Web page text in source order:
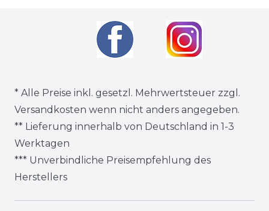
* Alle Preise inkl. gesetzl. Mehrwertsteuer zzgl.
Versandkosten wenn nicht anders angegeben.
** Lieferung innerhalb von Deutschland in 1-3
Werktagen
*** Unverbindliche Preisempfehlung des
Herstellers